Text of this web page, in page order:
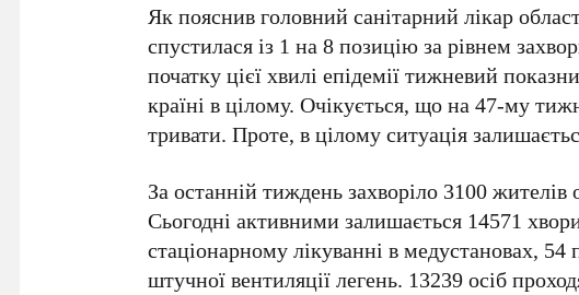
Як пояснив головний санітарний лікар
спустилася із 1 на 8 позицію за рівнем
початку цієї хвилі епідемії тижневий
країні в цілому. Очікується, що на 47-му
тривати. Проте, в цілому ситуація
За останній тиждень захворіло 3100
Сьогодні активними залишається 14571
стаціонарному лікуванні в медустановах,
штучної вентиляції легень. 13239 осіб